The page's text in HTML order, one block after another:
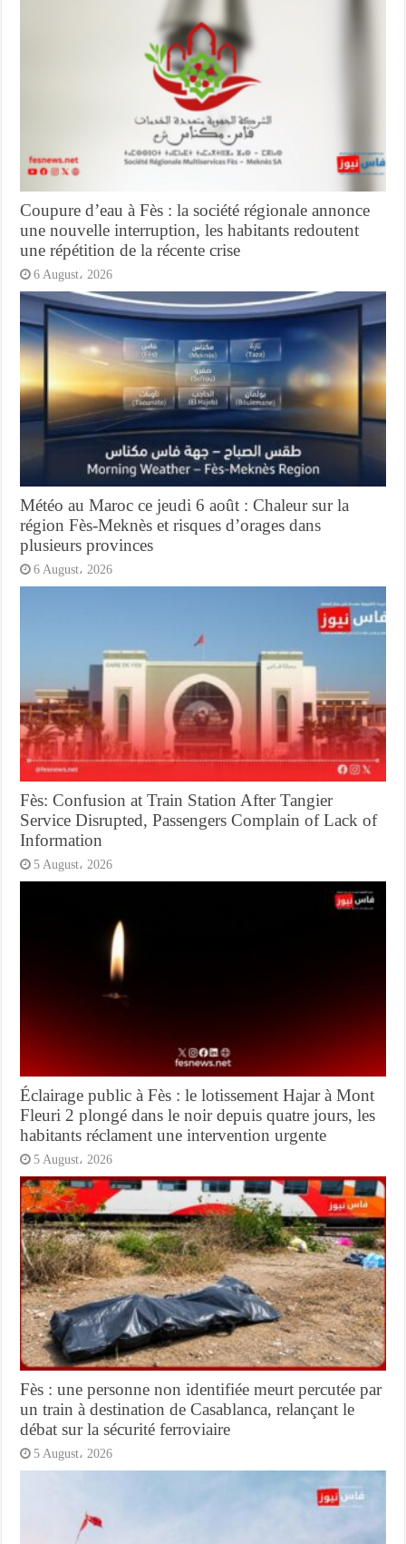
Coupure d’eau à Fès : la société régionale annonce
une nouvelle interruption, les habitants redoutent
une répétition de la récente crise
6 August، 2026
Météo au Maroc ce jeudi 6 août : Chaleur sur la
région Fès-Meknès et risques d’orages dans
plusieurs provinces
6 August، 2026
Fès: Confusion at Train Station After Tangier
Service Disrupted, Passengers Complain of Lack of
Information
5 August، 2026
Éclairage public à Fès : le lotissement Hajar à Mont
Fleuri 2 plongé dans le noir depuis quatre jours, les
habitants réclament une intervention urgente
5 August، 2026
Fès : une personne non identifiée meurt percutée par
un train à destination de Casablanca, relançant le
débat sur la sécurité ferroviaire
5 August، 2026